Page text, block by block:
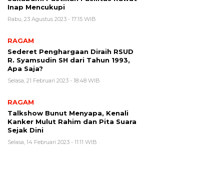
Inap Mencukupi
Rabu, 23 Agustus 2023 - 17:15 WIB
RAGAM
Sederet Penghargaan Diraih RSUD
R. Syamsudin SH dari Tahun 1993,
Apa Saja?
Selasa, 21 Februari 2023 - 18:48 WIB
RAGAM
Talkshow Bunut Menyapa, Kenali
Kanker Mulut Rahim dan Pita Suara
Sejak Dini
Selasa, 14 Februari 2023 - 11:11 WIB